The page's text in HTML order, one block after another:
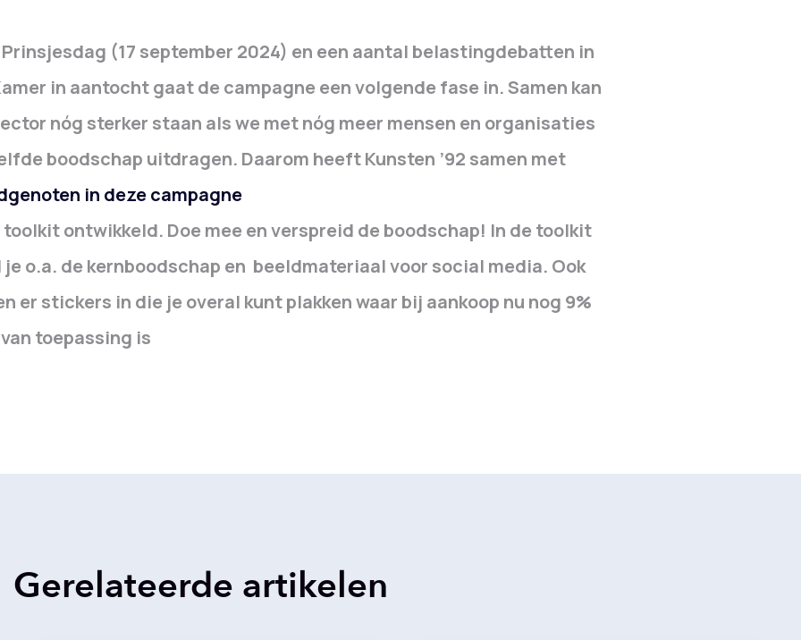
(17 september 2024) en een aantal belastingdebatten in
in aantocht gaat de campagne een volgende fase in. Samen kan
nóg sterker staan als we met nóg meer mensen en organisaties
boodschap uitdragen. Daarom heeft Kunsten ’92 samen met
in deze campagne
toolkit ontwikkeld. Doe mee en verspreid de boodschap! In de toolkit
je o.a. de kernboodschap en beeldmateriaal voor social media. Ook
er stickers in die je overal kunt plakken waar bij aankoop nu nog 9%
toepassing is
Gerelateerde artikelen